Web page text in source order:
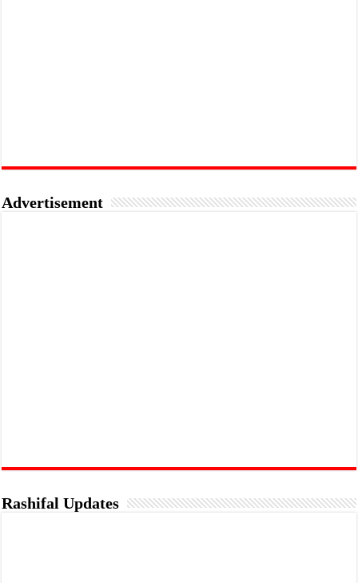
Advertisement
Rashifal Updates